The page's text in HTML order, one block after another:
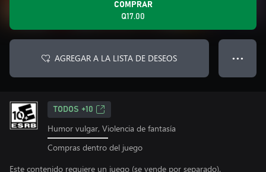
COMPRAR
Q17.00
AGREGAR A LA LISTA DE DESEOS ● ● ●
TODOS +10
Humor vulgar, Violencia de fantasía
Compras dentro del juego
Este contenido requiere un juego (se vende por separado).